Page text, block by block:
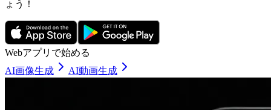
ょう！
Webアプリで始める
AI画像生成
AI動画生成